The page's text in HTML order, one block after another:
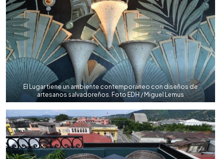
El Lugar tiene un ambiente contemporáneo con diseños de
artesanos salvadoreños. Foto EDH / Miguel Lemus